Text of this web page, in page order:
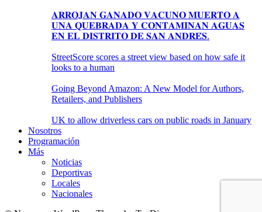
𝐀𝐑𝐑𝐎𝐉𝐀𝐍 𝐆𝐀𝐍𝐀𝐃𝐎 𝐕𝐀𝐂𝐔𝐍𝐎 𝐌𝐔𝐄𝐑𝐓𝐎 𝐀
𝐔𝐍𝐀 𝐐𝐔𝐄𝐁𝐑𝐀𝐃𝐀 𝐘 𝐂𝐎𝐍𝐓𝐀𝐌𝐈𝐍𝐀𝐍 𝐀𝐆𝐔𝐀𝐒
𝐄𝐍 𝐄𝐋 𝐃𝐈𝐒𝐓𝐑𝐈𝐓𝐎 𝐃𝐄 𝐒𝐀𝐍 𝐀𝐍𝐃𝐑𝐄́𝐒.
StreetScore scores a street view based on how safe it
looks to a human
Going Beyond Amazon: A New Model for Authors,
Retailers, and Publishers
UK to allow driverless cars on public roads in January
Nosotros
Programación
Más
Noticias
Deportivas
Locales
Nacionales